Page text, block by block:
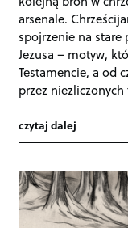
arsenale.
spojrzenie na stare
Jezusa – motyw,
Testamencie, a od
przez
czytaj dalej